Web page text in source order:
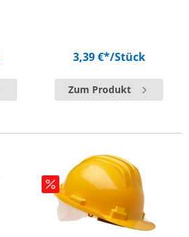
3,39 €*/Stück
Zum Produkt